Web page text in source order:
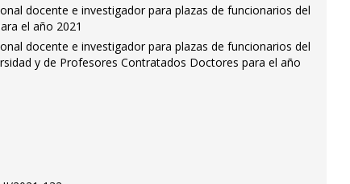
docente e investigador para plazas de funcionarios del
el año 2021
docente e investigador para plazas de funcionarios del
y de Profesores Contratados Doctores para el año